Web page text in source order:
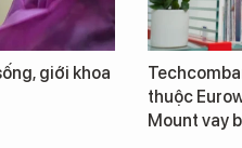
giới khoa
thuộc
Mount vay